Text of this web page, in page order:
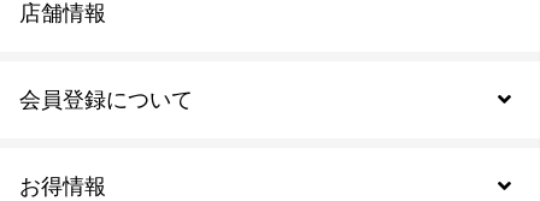
お得情報
会員登録について
店舗情報